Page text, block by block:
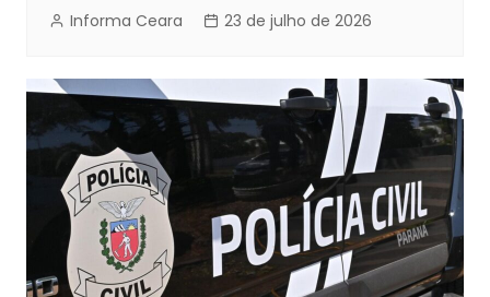
Informa Ceara 23 de julho de 2026